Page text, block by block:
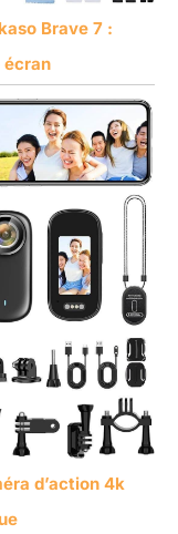
Brave 7 :
écran
d’action 4k